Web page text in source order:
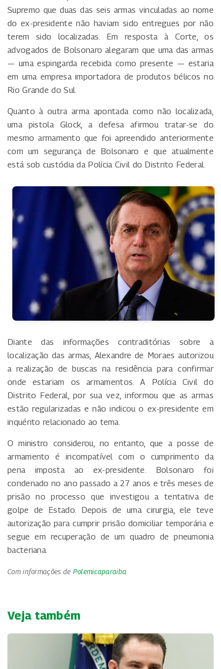
Supremo que duas das seis armas vinculadas ao nome
do ex-presidente não haviam sido entregues por não
terem sido localizadas. Em resposta à Corte, os
advogados de Bolsonaro alegaram que uma das armas
— uma espingarda recebida como presente — estaria
em uma empresa importadora de produtos bélicos no
Rio Grande do Sul.
Quanto à outra arma apontada como não localizada,
uma pistola Glock, a defesa afirmou tratar-se do
mesmo armamento que foi apreendido anteriormente
com um segurança de Bolsonaro e que atualmente
está sob custódia da Polícia Civil do Distrito Federal.
Diante das informações contraditórias sobre a
localização das armas, Alexandre de Moraes autorizou
a realização de buscas na residência para confirmar
onde estariam os armamentos. A Polícia Civil do
Distrito Federal, por sua vez, informou que as armas
estão regularizadas e não indicou o ex-presidente em
inquérito relacionado ao tema.
O ministro considerou, no entanto, que a posse de
armamento é incompatível com o cumprimento da
pena imposta ao ex-presidente. Bolsonaro foi
condenado no ano passado a 27 anos e três meses de
prisão no processo que investigou a tentativa de
golpe de Estado. Depois de uma cirurgia, ele teve
autorização para cumprir prisão domiciliar temporária e
segue em recuperação de um quadro de pneumonia
bacteriana.
Com informações de Polemicaparaiba
Veja também